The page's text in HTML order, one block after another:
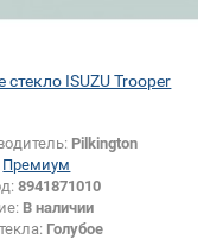
стекло ISUZU Trooper
Pilkington
Премиум
8941871010
В наличии
Голубое